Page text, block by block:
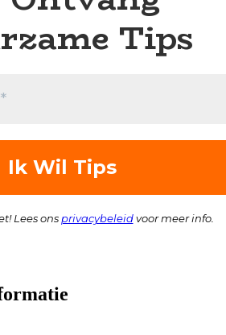
Tips
Lees ons privacybeleidvoor meer info.